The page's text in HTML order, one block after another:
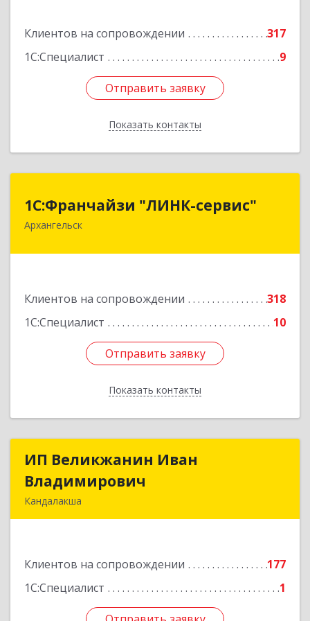
Клиентов на сопровождении
317
1С:Специалист
9
Отправить заявку
Показать контакты
Отправить заявку
Назад
1С:Франчайзи "ЛИНК-сервис"
Архангельск
Клиентов на сопровождении
318
1С:Специалист
10
Отправить заявку
Показать контакты
1С:Франчайзи "ЛИНК-сервис"
163000, Архангельская обл, Архангельск г,
Отправить заявку
Назад
ИП Великжанин Иван
Владимирович
Кандалакша
Клиентов на сопровождении
177
1С:Специалист
1
ИП Великжанин Иван
Подробнее